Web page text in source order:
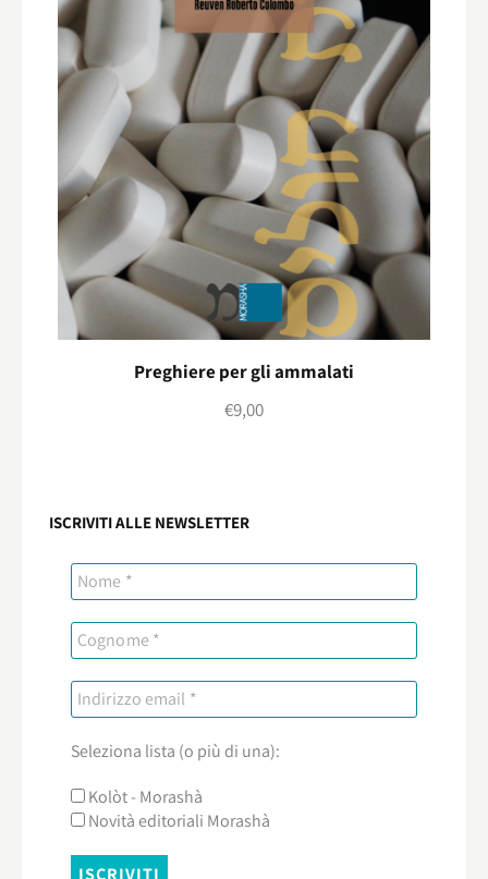
Preghiere per gli ammalati
€9,00
ISCRIVITI ALLE NEWSLETTER
Seleziona lista (o più di una):
Kolòt - Morashà
Novità editoriali Morashà